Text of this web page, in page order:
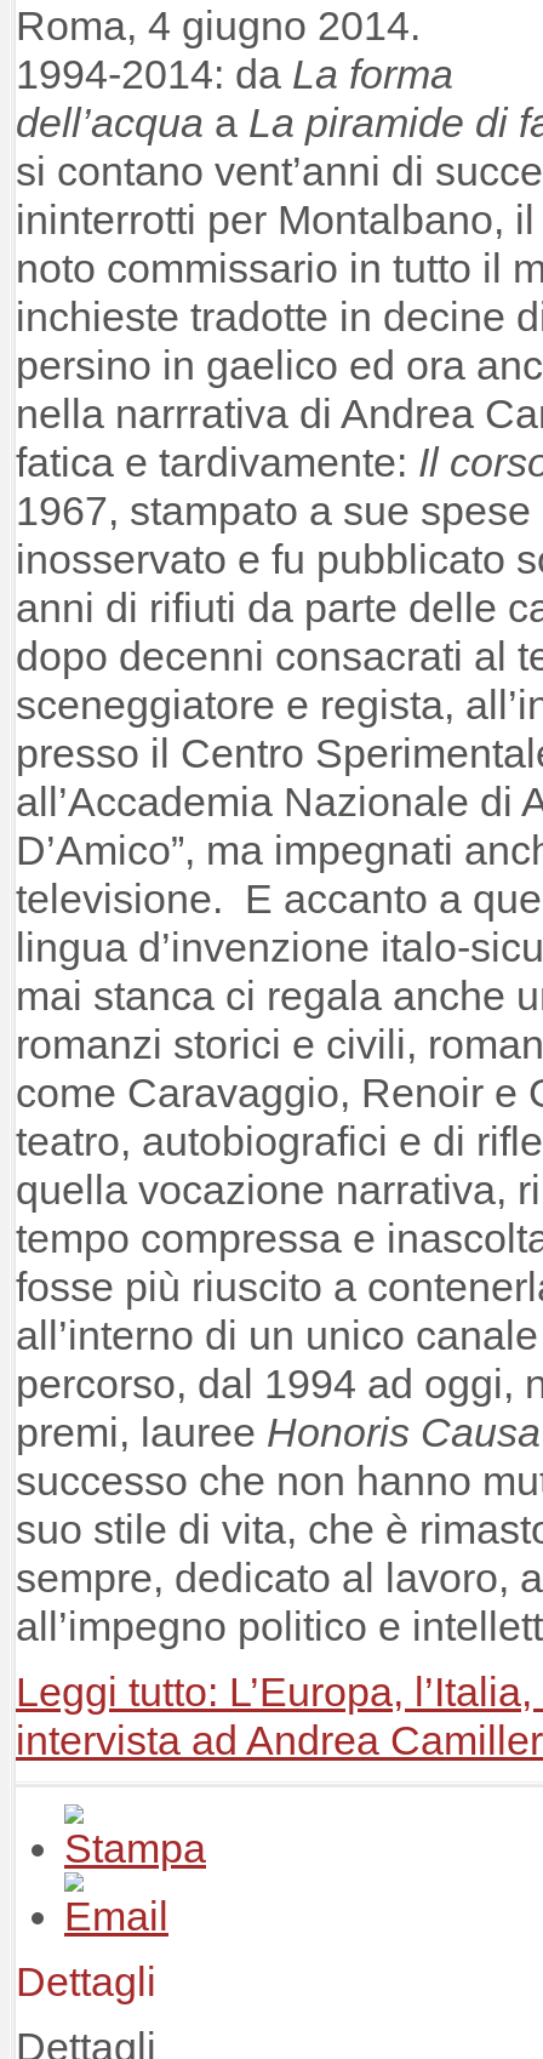
Roma, 4 giugno 2014.
1994-2014: da La forma
dell’acqua a La piramide di
si contano vent’anni di
ininterrotti per Montalbano,
noto commissario in tutto il
inchieste tradotte in decine
persino in gaelico ed ora
nella narrrativa di Andrea
fatica e tardivamente: Il
1967, stampato a sue
inosservato e fu pubblicato
anni di rifiuti da parte delle
dopo decenni consacrati al
sceneggiatore e regista,
presso il Centro
all’Accademia Nazionale di
D’Amico”, ma impegnati
televisione. E accanto a
lingua d’invenzione italo-
mai stanca ci regala anche
romanzi storici e civili,
come Caravaggio, Renoir e
teatro, autobiografici e di
quella vocazione narrativa,
tempo compressa e
fosse più riuscito a
all’interno di un unico
percorso, dal 1994 ad oggi,
premi, lauree Honoris Causa
successo che non hanno
suo stile di vita, che è
sempre, dedicato al lavoro,
all’impegno politico e
Leggi tutto: L’Europa,
intervista ad Andrea
Dettagli
Dettagli